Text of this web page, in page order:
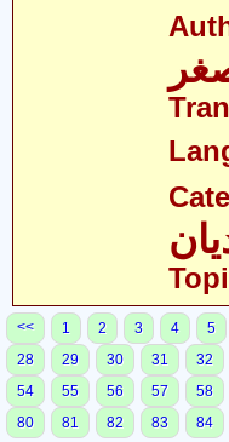
<< 1 2 3 4 5
28
29 30 31 32
54
55 56 57 58
80
81 82 83 84